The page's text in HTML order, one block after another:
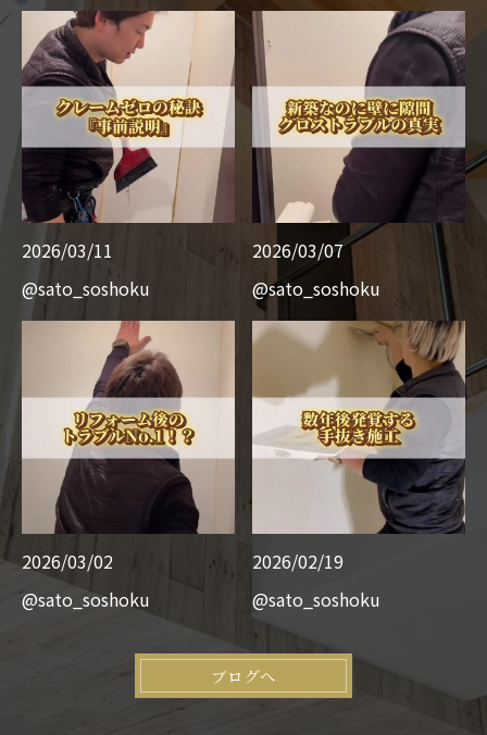
2026/03/11
@sato_soshoku
2026/03/07
@sato_soshoku
2026/03/02
@sato_soshoku
2026/02/19
@sato_soshoku
ブログへ